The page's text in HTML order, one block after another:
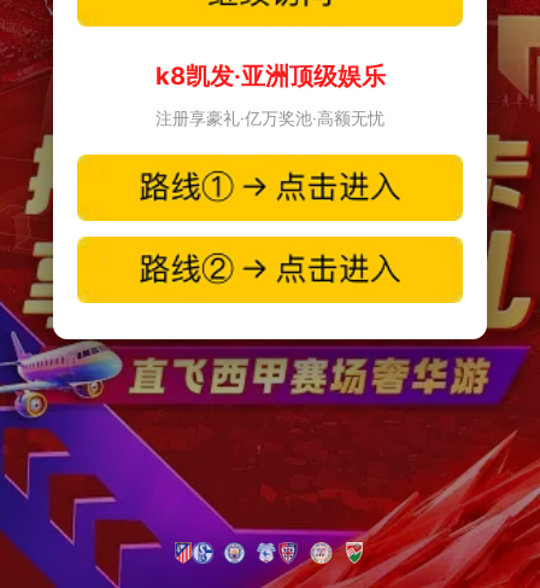
k8凯发·亚洲顶级娱乐
注册享豪礼·亿万奖池·高额无忧